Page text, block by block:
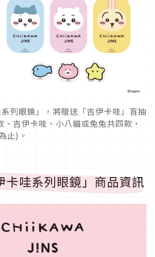
系列眼鏡」，將贈送「吉伊卡哇」盲抽
吉伊卡哇、小八貓或兔兔共四款，
止)。
卡哇系列眼鏡」商品資訊